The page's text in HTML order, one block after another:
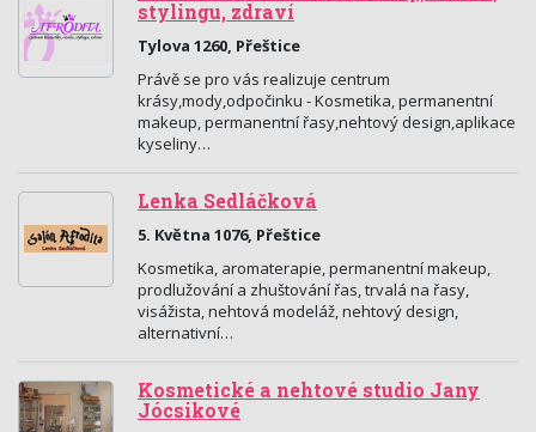
stylingu, zdraví
Tylova 1260, Přeštice
Právě se pro vás realizuje centrum
krásy,mody,odpočinku - Kosmetika, permanentní
makeup, permanentní řasy,nehtový design,aplikace
kyseliny…
Lenka Sedláčková
5. Května 1076, Přeštice
Kosmetika, aromaterapie, permanentní makeup,
prodlužování a zhuštování řas, trvalá na řasy,
visážista, nehtová modeláž, nehtový design,
alternativní…
Kosmetické a nehtové studio Jany
Jócsikové